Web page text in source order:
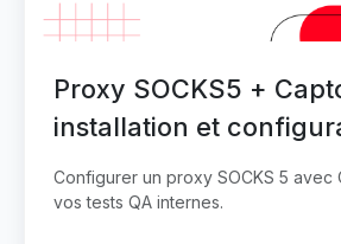
Proxy SOCKS5 +
installation et
QA
Configurer un proxy SOCKS 5 avec
vos tests QA internes.